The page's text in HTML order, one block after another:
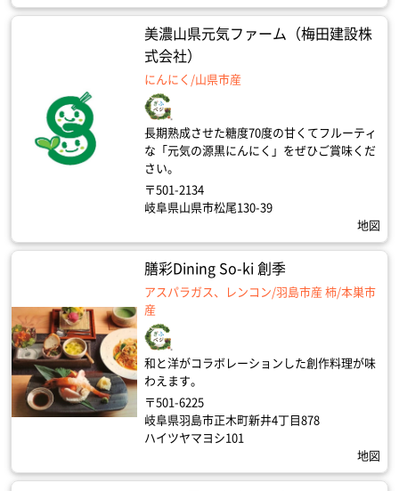
美濃山県元気ファーム（梅田建設株
式会社）
にんにく/山県市産
長期熟成させた糖度70度の甘くてフルーティ
な「元気の源黒にんにく」をぜひご賞味くだ
さい。
〒501-2134
岐阜県山県市松尾130-39
地図
膳彩Dining So-ki 創季
アスパラガス、レンコン/羽島市産 柿/本巣市
産
和と洋がコラボレーションした創作料理が味
わえます。
〒501-6225
岐阜県羽島市正木町新井4丁目878
ハイツヤマヨシ101
地図